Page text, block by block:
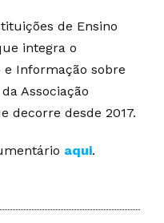
de Ensino
integra o
e Informação sobre
Associação
decorre desde 2017.
aqui.